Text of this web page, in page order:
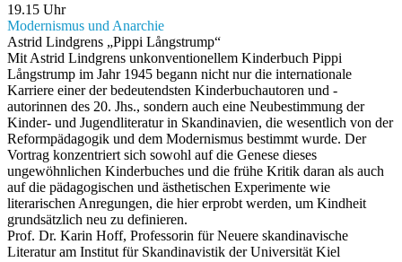
19.15 Uhr
Modernismus und Anarchie
Astrid Lindgrens „Pippi Långstrump“
Mit Astrid Lindgrens unkonventionellem Kinderbuch Pippi
Långstrump im Jahr 1945 begann nicht nur die internationale
Karriere einer der bedeutendsten Kinderbuchautoren und -
autorinnen des 20. Jhs., sondern auch eine Neubestimmung der
Kinder- und Jugendliteratur in Skandinavien, die wesentlich von der
Reformpädagogik und dem Modernismus bestimmt wurde. Der
Vortrag konzentriert sich sowohl auf die Genese dieses
ungewöhnlichen Kinderbuches und die frühe Kritik daran als auch
auf die pädagogischen und ästhetischen Experimente wie
literarischen Anregungen, die hier erprobt werden, um Kindheit
grundsätzlich neu zu definieren.
Prof. Dr. Karin Hoff, Professorin für Neuere skandinavische
Literatur am Institut für Skandinavistik der Universität Kiel